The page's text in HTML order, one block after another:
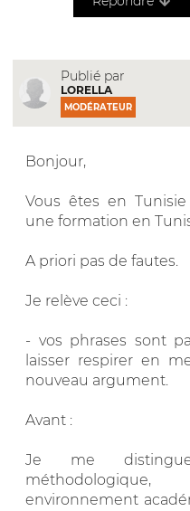
Publié par
LORELLA
MODÉRATEUR
Bonjour,
Vous êtes en
une formation en
A priori pas de fautes.
Je relève ceci :
- vos phrases sont
laisser respirer en
nouveau argument.
Avant :
Je me
environnement